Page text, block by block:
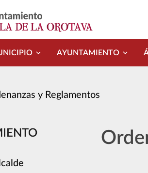
AYUNTAMIENTO
y Reglamentos